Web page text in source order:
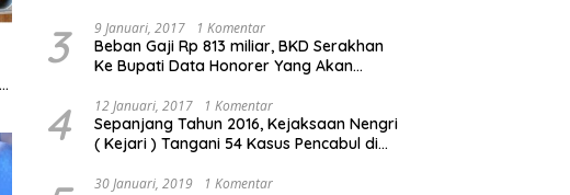
3 9 Januari, 2017 1 Komentar
Beban Gaji Rp 813 miliar, BKD Serakhan
Ke Bupati Data Honorer Yang Akan
4 12 Januari, 2017 1 Komentar
Sepanjang Tahun 2016, Kejaksaan Nengri
( Kejari ) Tangani 54 Kasus Pencabul di
30 Januari, 2019 1 Komentar